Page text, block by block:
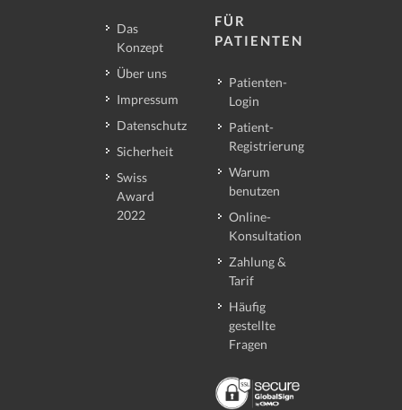
Das
Konzept
Über uns
Impressum
Datenschutz
Sicherheit
Swiss
Award
2022
FÜR
PATIENTEN
Patienten-
Login
Patient-
Registrierung
Warum
benutzen
Online-
Konsultation
Zahlung &
Tarif
Häufig
gestellte
Fragen